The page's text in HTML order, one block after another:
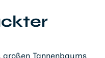
Tannenbaums